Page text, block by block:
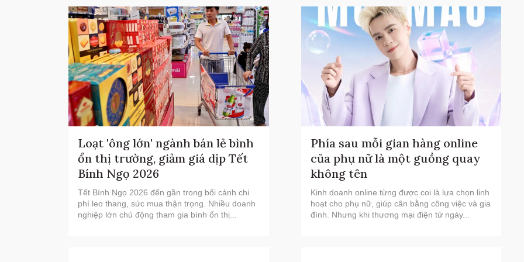
Loạt 'ông lớn' ngành bán lẻ bình
ổn thị trường, giảm giá dịp Tết
Bính Ngọ 2026
Tết Bính Ngọ 2026 đến gần trong bối cảnh chi
phí leo thang, sức mua thận trọng. Nhiều doanh
nghiệp lớn chủ động tham gia bình ổn thị...
Phía sau mỗi gian hàng online
của phụ nữ là một guồng quay
không tên
Kinh doanh online từng được coi là lựa chọn linh
hoạt cho phụ nữ, giúp cân bằng công việc và gia
đình. Nhưng khi thương mại điện tử ngày...